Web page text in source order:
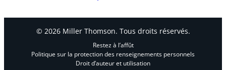
© 2026 Miller Thomson. Tous droits réservés.
Restez à l’affût
Politique sur la protection des renseignements personnels
Droit d’auteur et utilisation